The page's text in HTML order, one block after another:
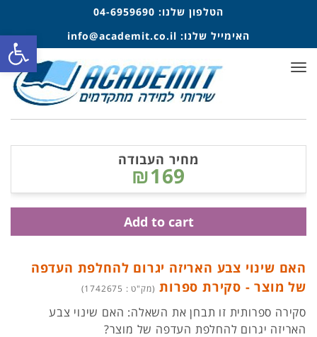
הטלפון שלנו: 04-6959690
האימייל שלנו: info@academit.co.il
תפריט
האם שינוי צבע האריזה יגרום להחלפת העדפה
של מוצר - סקירת ספרות (מק"ט : 1742675)
סקירה ספרותית זו תבחן את השאלה: האם שינוי צבע
האריזה יגרום להחלפת העדפה של מוצר?
מחיר העבודה
₪169
Add to cart
פתח